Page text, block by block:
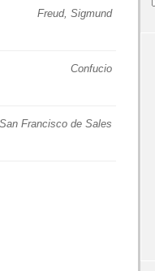
Freud, Sigmund
Confucio
San Francisco de Sales